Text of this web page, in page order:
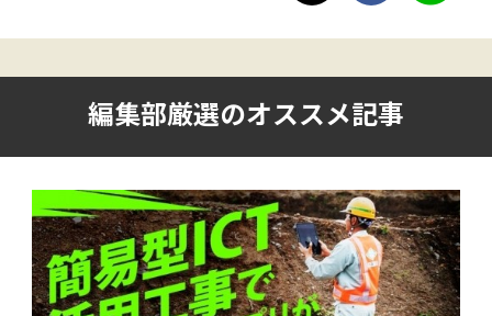
編集部厳選のオススメ記事